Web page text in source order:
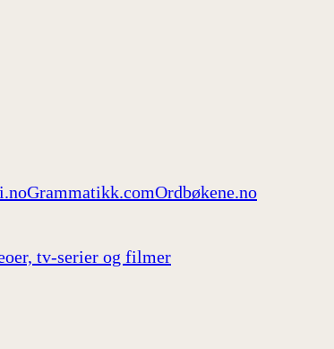
Grammatikk.comOrdbøkene.no
tv-serier og filmer